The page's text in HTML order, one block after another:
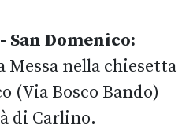
San Domenico:
Messa nella chiesetta
(Via Bosco Bando)
di Carlino.